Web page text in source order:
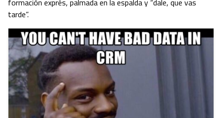
formación exprés, palmada en la espalda y “dale, que vas
tarde”.